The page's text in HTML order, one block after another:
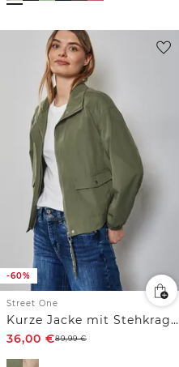
-60%
Street One
Kurze Jacke mit Stehkragen
36,00 €89,99€